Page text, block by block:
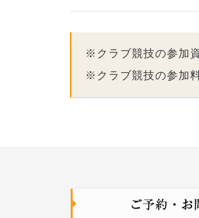
※クラブ競技の参加
※クラブ競技の参加